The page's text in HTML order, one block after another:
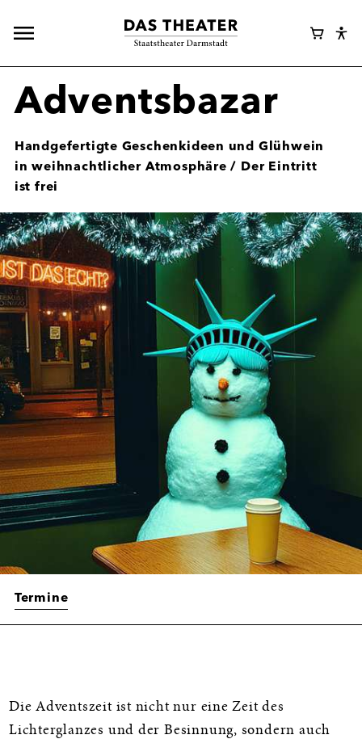
Hauptnavigation
Webshop
Adventsbazar
Handgefertigte Geschenkideen und Glühwein
in weihnachtlicher Atmosphäre / Der Eintritt
ist frei
Termine
Informationen
Die Adventszeit ist nicht nur eine Zeit des
Lichterglanzes und der Besinnung, sondern auch